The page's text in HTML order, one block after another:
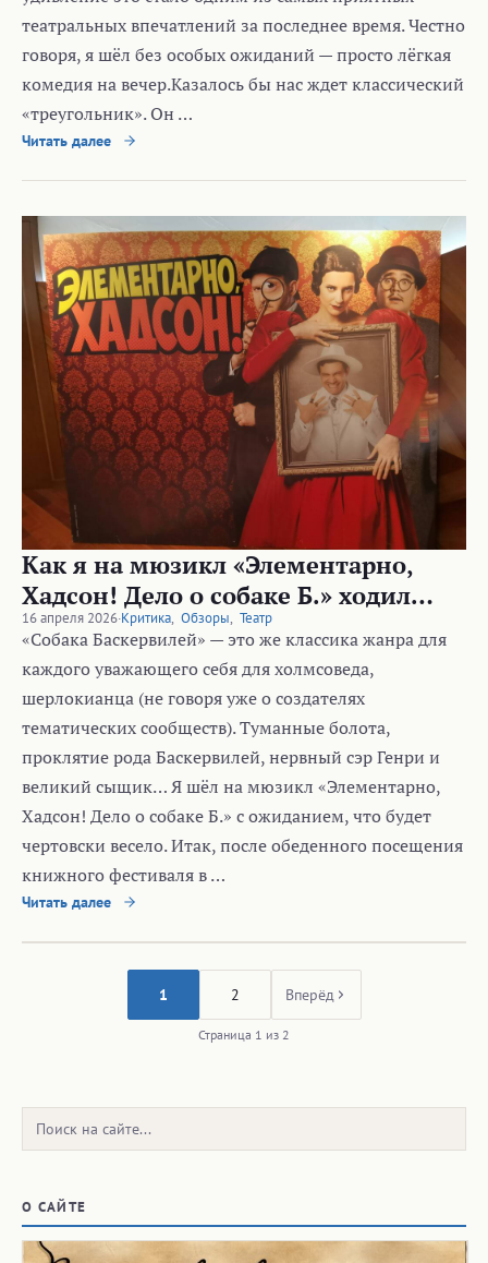
театральных впечатлений за последнее время. Честно
говоря, я шёл без особых ожиданий — просто лёгкая
комедия на вечер.Казалось бы нас ждет классический
«треугольник». Он …
Читать далее
Как я на мюзикл «Элементарно,
Хадсон! Дело о собаке Б.» ходил…
16 апреля 2026·Критика, Обзоры, Театр
«Собака Баскервилей» — это же классика жанра для
каждого уважающего себя для холмсоведа,
шерлокианца (не говоря уже о создателях
тематических сообществ). Туманные болота,
проклятие рода Баскервилей, нервный сэр Генри и
великий сыщик… Я шёл на мюзикл «Элементарно,
Хадсон! Дело о собаке Б.» с ожиданием, что будет
чертовски весело. Итак, после обеденного посещения
книжного фестиваля в …
Читать далее
1 2 Вперёд
Страница 1 из 2
Поиск:
О САЙТЕ